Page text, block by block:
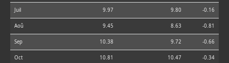
Juil 9.97 9.80 -0.16
Aoû 9.45 8.63 -0.81
Sep 10.38 9.72 -0.66
Oct 10.81 10.47 -0.34